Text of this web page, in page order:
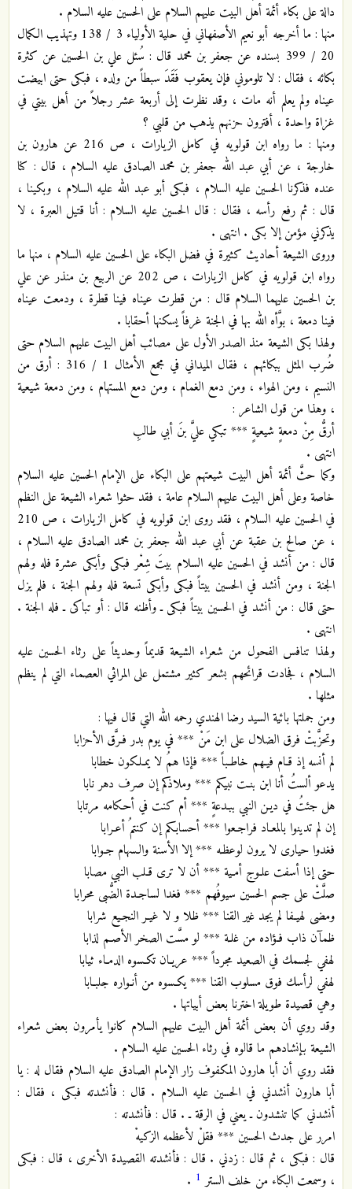
دالة على بكاء أئمة أهل البيت عليهم السلام على الحسين عليه السلام .
منها : ما أخرجه أبو نعيم الأصفهاني في حلية الأولياء 3 / 138 وتهذيب الكمال
20 / 399 بسنده عن جعفر بن محمد قال : سُئل علي بن الحسين عن كثرة
بكائه ، فقال : لا تلوموني فإن يعقوب فَقَدَ سبطاً من ولده ، فبكى حتى ابيضت
عيناه ولم يعلم أنه مات ، وقد نظرت إلى أربعة عشر رجلاً من أهل بيتي في
غزاة واحدة ، أفترون حزنهم يذهب من قلبي ؟
ومنها : ما رواه ابن قولويه في كامل الزيارات ، ص 216 عن هارون بن
خارجة ، عن أبي عبد الله جعفر بن محمد الصادق عليه السلام ، قال : كنا
عنده فذكرنا الحسين عليه السلام ، فبكى أبو عبد الله عليه السلام ، وبكينا ،
قال : ثم رفع رأسه ، فقال : قال الحسين عليه السلام : أنا قتيل العبرة ، لا
يذكرني مؤمن إلا بكى . انتهى .
وروى الشيعة أحاديث كثيرة في فضل البكاء على الحسين عليه السلام ، منها ما
رواه ابن قولويه في كامل الزيارات ، ص 202 عن الربيع بن منذر عن علي
بن الحسين عليهما السلام قال : من قطرت عيناه فينا قطرة ، ودمعت عيناه
فينا دمعة ، بوَّأه الله بها في الجنة غرفاً يسكنها أحقابا .
ولهذا بكى الشيعة منذ الصدر الأول على مصائب أهل البيت عليهم السلام حتى
ضُرب المثل ببكائهم ، فقال الميداني في مجمع الأمثال 1 / 316 : أرق من
النسيم ، ومن الهواء ، ومن دمع الغمام ، ومن دمع المستهام ، ومن دمعة شيعية
، وهذا من قول الشاعر :
أرقُّ مِنْ دمعةٍ شيعيةٍ *** تبكي عليَّ بنَ أبي طالبِ
انتهى .
وكما حثَّ أئمة أهل البيت شيعتهم على البكاء على الإمام الحسين عليه السلام
خاصة وعلى أهل البيت عليهم السلام عامة ، فقد حثوا شعراء الشيعة على النظم
في الحسين عليه السلام ، فقد روى ابن قولويه في كامل الزيارات ، ص 210
، عن صالح بن عقبة عن أبي عبد الله جعفر بن محمد الصادق عليه السلام ،
قال : من أنشد في الحسين عليه السلام بيتَ شِعْر فبكى وأبكى عشرة فله ولهم
الجنة ، ومن أنشد في الحسين بيتاً فبكى وأبكى تسعة فله ولهم الجنة ، فلم يزل
حتى قال : من أنشد في الحسين بيتاً فبكى ـ وأظنه قال : أو تباكى ـ فله الجنة .
انتهى .
ولهذا تنافس الفحول من شعراء الشيعة قديماً وحديثاً على رثاء الحسين عليه
السلام ، فجادت قرائحهم بشعر كثير مشتمل على المراثي العصماء التي لم ينظم
مثلها .
ومن جملتها بائية السيد رضا الهندي رحمه الله التي قال فيها :
وتحزَّبتْ فرق الضلال على ابن مَنْ *** في يوم بدر فـرَّق الأحزابا
لم أنسه إذ قـام فيـهم خاطـباً *** فإذا همُ لا يمـلكون خطابا
يدعو ألستُ أنا ابن بنـت نبيكم *** وملاذكم إن صرف دهر نابا
هل جئتُ في ديـن النبي ببـدعةٍ *** أم كنت في أحـكامه مرتابا
إن لم تدينوا بالمعـاد فراجـعوا *** أحسابـكم إن كنتمُ أعـرابا
فغدوا حيارى لا يرون لوعظـه *** إلا الأسنة والـسهام جـوابا
حتى إذا أسفت علـوج أمـية *** أن لا ترى قـلب النبي مصابا
صلَّتْ على جسم الحسين سيوفُهم *** فغدا لساجـدة الضُّبى محرابا
ومضى لهيـفا لم يجد غير القنا *** ظلا و لا غيـر النجـيع شرابا
ظمآن ذاب فـؤاده من غلـة *** لو مسَّت الصخر الأصـم لذابا
لهفي لجسمك في الصعيد مجرداً *** عريـان تكـسوه الدمـاء ثيابا
لهفي لرأسك فوق مسلوب القنا *** يكـسوه من أنـواره جلبـابا
وهي قصيدة طويلة اخترنا بعض أبياتها .
وقد روي أن بعض أئمة أهل البيت عليهم السلام كانوا يأمرون بعض شعراء
الشيعة بإنشادهم ما قالوه في رثاء الحسين عليه السلام .
فقد روي أن أبا هارون المكفوف زار الإمام الصادق عليه السلام فقال له : يا
أبا هارون أنشدني في الحسين عليه السلام . قال : فأنشدته فبكى ، فقال :
أنشدني كما تنشدون ـ يعني في الرقة ـ . قال : فأنشدته :
امرر على جدث الحسين *** فقلْ لأعظمه الزكيهْ
قال : فبكى ، ثم قال : زدني . قال : فأنشدته القصيدة الأخرى ، قال : فبكى
، وسمعت البكاء من خلف الستر 1
.